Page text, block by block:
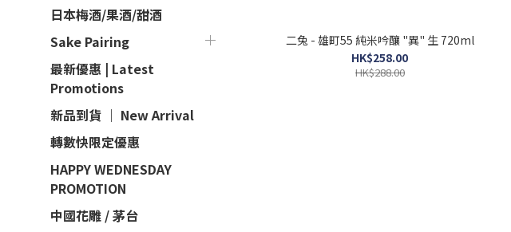
日本梅酒/果酒/甜酒
Sake Pairing
最新優惠 | Latest
Promotions
新品到貨 ｜ New Arrival
轉數快限定優惠
HAPPY WEDNESDAY
PROMOTION
中國花雕 / 茅台
二兔 - 雄町55 純米吟釀 "異" 生 720ml
HK$258.00
HK$288.00